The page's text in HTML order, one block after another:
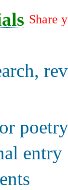
Share
poetry
entry